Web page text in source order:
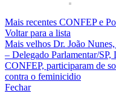
São
data
de
hoje
Mais recentes CONFEP e
Voltar para a lista
Mais velhos Dr. João
– Delegado Parlamentar/
CONFEP, participaram de
contra o feminicidio
Fechar